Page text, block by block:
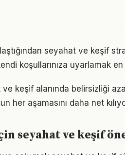
seyahat ve keşif
koşullarınıza uyarlamak en
keşif alanında belirsizliği
her aşamasını daha net
seyahat ve keşif